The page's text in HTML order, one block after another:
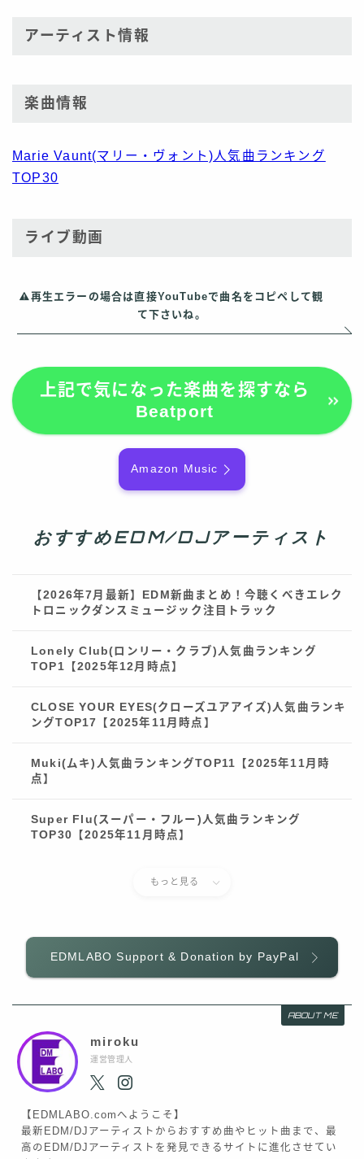
アーティスト情報
楽曲情報
Marie Vaunt(マリー・ヴォント)人気曲ランキング
TOP30
ライブ動画
再生エラーの場合は直接YouTubeで曲名をコピペして観
て下さいね。
上記で気になった楽曲を探すなら
Beatport
Amazon Music
おすすめEDM/DJアーティスト
【2026年7月最新】EDM新曲まとめ！今聴くべきエレク
トロニックダンスミュージック注目トラック
Lonely Club(ロンリー・クラブ)人気曲ランキング
TOP1【2025年12月時点】
CLOSE YOUR EYES(クローズユアアイズ)人気曲ランキ
ングTOP17【2025年11月時点】
Muki(ムキ)人気曲ランキングTOP11【2025年11月時
点】
Super Flu(スーパー・フルー)人気曲ランキング
TOP30【2025年11月時点】
もっと見る
EDMLABO Support & Donation by PayPal
ABOUT ME
miroku
運営管理人
【EDMLABO.comへようこそ】
最新EDM/DJアーティストからおすすめ曲やヒット曲まで、最
高のEDM/DJアーティストを発見できるサイトに進化させてい